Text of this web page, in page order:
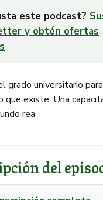
este podcast?
y obtén ofertas
grado universitario
que existe. Una
rea
del